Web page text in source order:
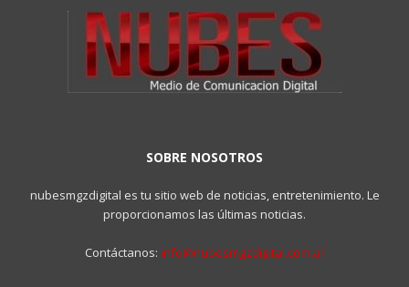
SOBRE NOSOTROS
nubesmgzdigital es tu sitio web de noticias, entretenimiento. Le
proporcionamos las últimas noticias.
Contáctanos: info@nubesmgzdigital.com.ar